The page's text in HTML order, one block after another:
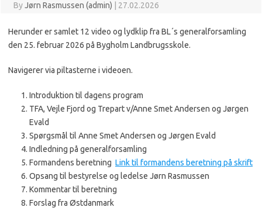
ByJørn Rasmussen (admin) 27.02.2026
Herunder er samlet 12 video og lydklip fra BL´s generalforsamling
den 25. februar 2026 på Bygholm Landbrugsskole.
Navigerer via piltasterne i videoen.
Introduktion til dagens program
TFA, Vejle Fjord og Trepart v/Anne Smet Andersen og Jørgen
Evald
Spørgsmål til Anne Smet Andersen og Jørgen Evald
Indledning på generalforsamling
Formandens beretning Link til formandens beretning på skrift
Opsang til bestyrelse og ledelse Jørn Rasmussen
Kommentar til beretning
Forslag fra Østdanmark